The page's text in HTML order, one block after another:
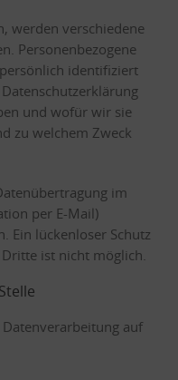
werden verschiedene
Personenbezogene
identifiziert
und wofür wir sie
zu welchem Zweck
im
per E-Mail)
Ein lückenloser Schutz
ist nicht möglich.
auf